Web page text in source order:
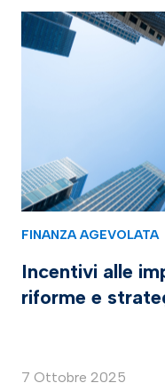
FINANZA AGEVOLATA
Incentivi alle
riforme e
7 Ottobre 2025